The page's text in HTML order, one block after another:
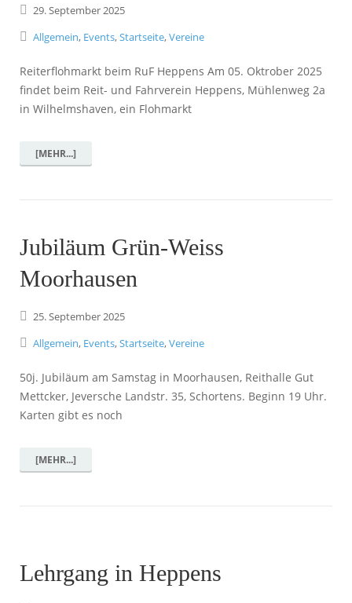
29.September2025
Allgemein, Events,Startseite,Vereine
Reiterflohmarkt beim RuF Heppens Am 05. Oktrober 2025
findet beim Reit- und Fahrverein Heppens, Mühlenweg 2a
in Wilhelmshaven, ein Flohmarkt
[MEHR...]
Jubiläum Grün-Weiss
Moorhausen
25.September2025
Allgemein, Events,Startseite,Vereine
50j. Jubiläum am Samstag in Moorhausen, Reithalle Gut
Mettcker, Jeversche Landstr. 35, Schortens. Beginn 19 Uhr.
Karten gibt es noch
[MEHR...]
Lehrgang in Heppens